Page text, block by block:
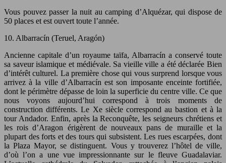
Vous pouvez passer la nuit au camping d’Alquézar, qui dispose de
50 places et est ouvert toute l’année.
10. Albarracín (Teruel, Aragón)
Ancienne capitale d’un royaume taïfa, Albarracín a conservé toute
sa saveur islamique et médiévale. Sa vieille ville a été déclarée Bien
d’intérêt culturel. La première chose qui vous surprend lorsque vous
arrivez à la ville d’Albarracín est son imposante enceinte fortifiée,
dont le périmètre dépasse de loin la superficie du centre ville. Ce que
nous voyons aujourd’hui correspond à trois moments de
construction différents. Le Xe siècle correspond au bastion et à la
tour Andador. Enfin, après la Reconquête, les seigneurs chrétiens et
les rois d’Aragon érigèrent de nouveaux pans de muraille et la
plupart des forts et des tours qui subsistent. Les rues escarpées, dont
la Plaza Mayor, se distinguent. Vous y trouverez l’hôtel de ville,
d’où l’on a une vue impressionnante sur le fleuve Guadalaviar.